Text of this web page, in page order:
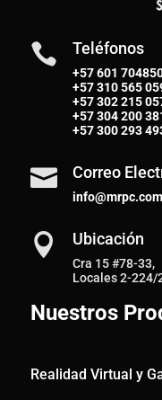
 Teléfonos
+57 601
+57310 565
+57302 215
+57304 200
+57300 293
 Correo
 Ubicación
Cra 15 #78-33,
Locales 2-224/
Nuestros
Realidad Virtual y